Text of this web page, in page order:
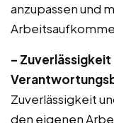
anzupassen und
– Zuverlässigkeit
Zuverlässigkeit
den eigenen